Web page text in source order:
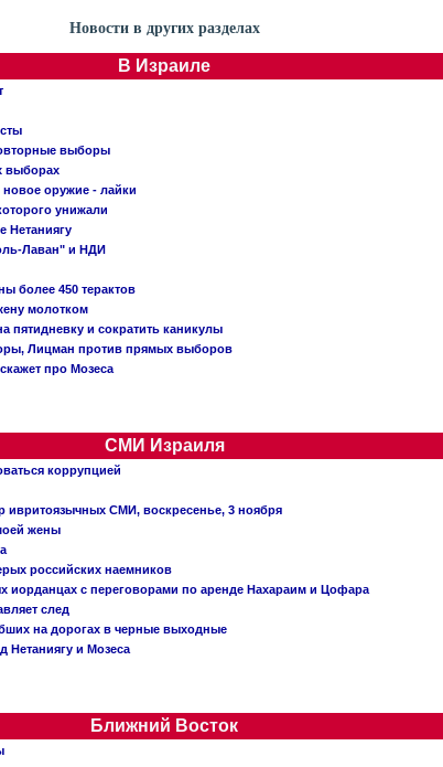
Новости в других разделах
В Израиле
выборы
выборах
оружие - лайки
унижали
Нетаниягу
Лаван" и НДИ
более 450 терактов
молотком
пятидневку и сократить каникулы
Лицман против прямых выборов
про Мозеса
СМИ Израиля
коррупцией
ивритоязычных СМИ, воскресенье, 3 ноября
жены
российских наемников
иорданцах с переговорами по аренде Нахараим и Цофара
след
на дорогах в черные выходные
Нетаниягу и Мозеса
Ближний Восток